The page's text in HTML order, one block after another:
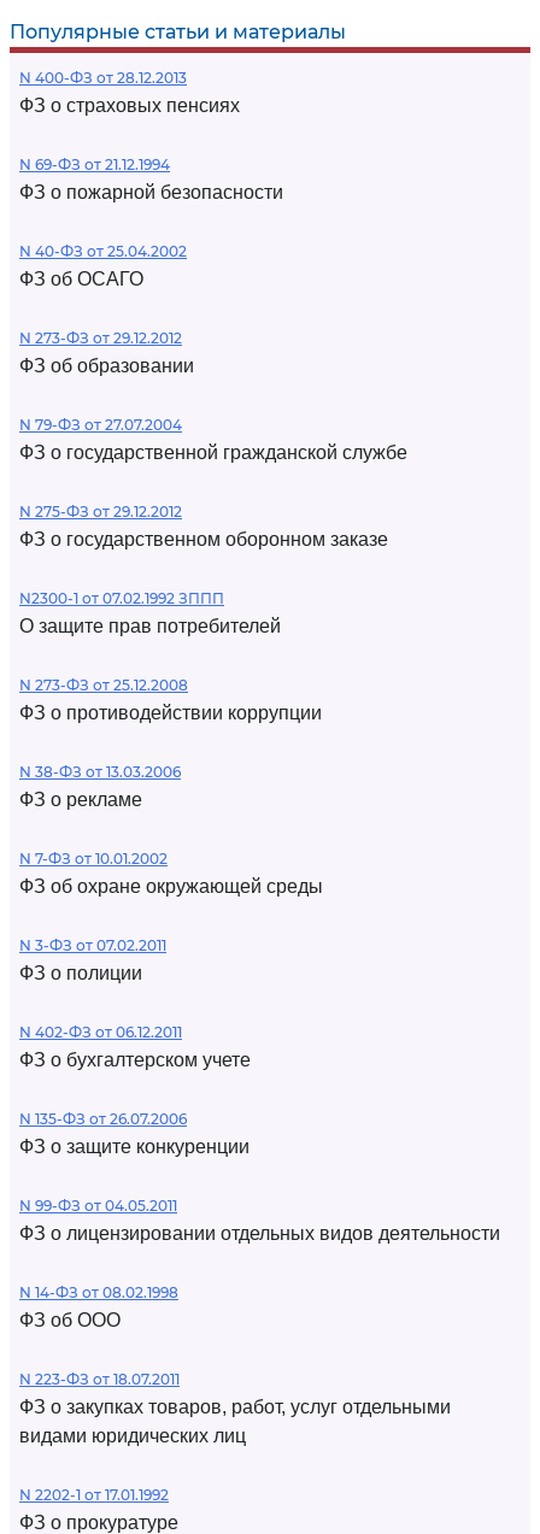
Популярные статьи и материалы
N 400-ФЗ от 28.12.2013
ФЗ о страховых пенсиях
N 69-ФЗ от 21.12.1994
ФЗ о пожарной безопасности
N 40-ФЗ от 25.04.2002
ФЗ об ОСАГО
N 273-ФЗ от 29.12.2012
ФЗ об образовании
N 79-ФЗ от 27.07.2004
ФЗ о государственной гражданской службе
N 275-ФЗ от 29.12.2012
ФЗ о государственном оборонном заказе
N2300-1 от 07.02.1992 ЗППП
О защите прав потребителей
N 273-ФЗ от 25.12.2008
ФЗ о противодействии коррупции
N 38-ФЗ от 13.03.2006
ФЗ о рекламе
N 7-ФЗ от 10.01.2002
ФЗ об охране окружающей среды
N 3-ФЗ от 07.02.2011
ФЗ о полиции
N 402-ФЗ от 06.12.2011
ФЗ о бухгалтерском учете
N 135-ФЗ от 26.07.2006
ФЗ о защите конкуренции
N 99-ФЗ от 04.05.2011
ФЗ о лицензировании отдельных видов деятельности
N 14-ФЗ от 08.02.1998
ФЗ об ООО
N 223-ФЗ от 18.07.2011
ФЗ о закупках товаров, работ, услуг отдельными
видами юридических лиц
N 2202-1 от 17.01.1992
ФЗ о прокуратуре